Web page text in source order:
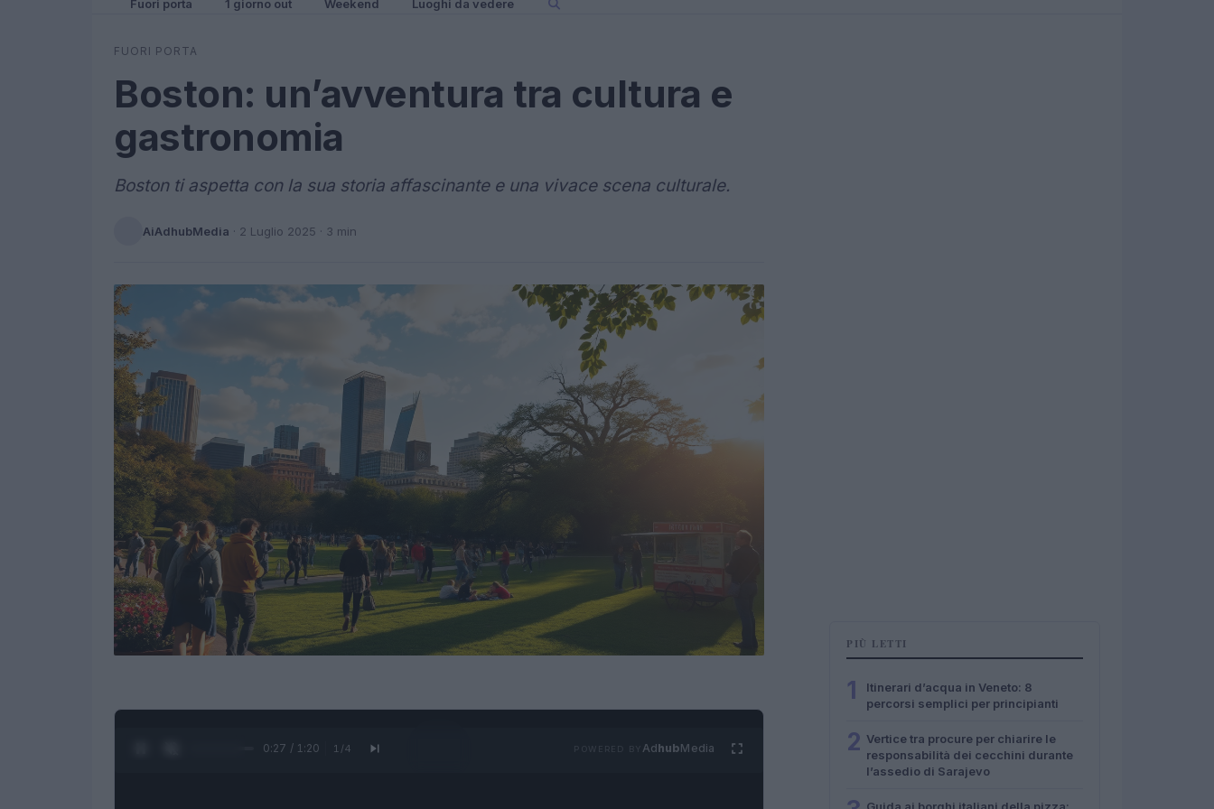
Fuori porta 1 giorno out Weekend Luoghi da vedere
FUORI PORTA
Boston: un’avventura tra cultura e
gastronomia
Boston ti aspetta con la sua storia affascinante e una vivace scena culturale.
AiAdhubMedia · 2 Luglio 2025 · 3 min
0:28 / 1:20 1 /4 AdhubMedia
PIÙ LETTI
1
Itinerari d’acqua in Veneto: 8
percorsi semplici per principianti
2 Vertice tra procure per chiarire le
responsabilità dei cecchini durante
l’assedio di Sarajevo